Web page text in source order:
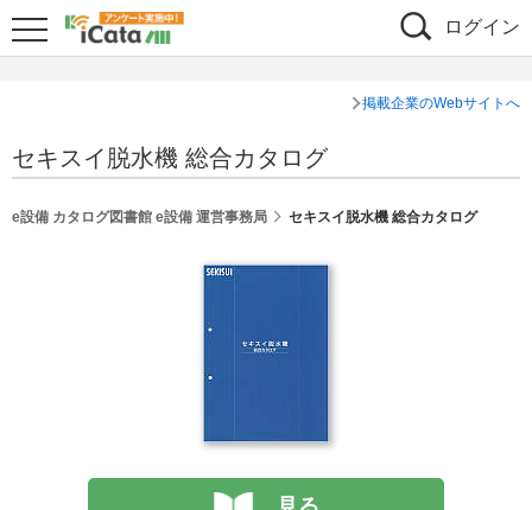
ログイン
掲載企業のWebサイトへ
セキスイ脱水機 総合カタログ
e設備 カタログ図書館 e設備 運営事務局 セキスイ脱水機 総合カタログ